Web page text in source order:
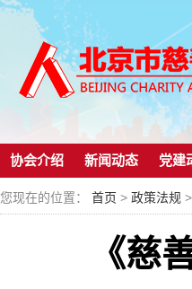
协会介绍 新闻动态 党建
您现在的位置： 首页 > 政策法规
《慈